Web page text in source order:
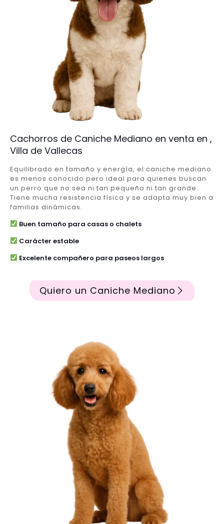
Cachorros de Caniche Mediano en venta en ,
Villa de Vallecas
Equilibrado en tamaño y energía, el caniche mediano
es menos conocido pero ideal para quienes buscan
un perro que no sea ni tan pequeño ni tan grande.
Tiene mucha resistencia física y se adapta muy bien a
familias dinámicas.
Buen tamaño para casas o chalets
Carácter estable
Excelente compañero para paseos largos
Quiero un Caniche Mediano